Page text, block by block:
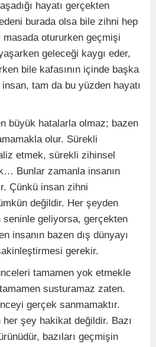
hayatı gerçekten
burada olsa bile zihni hep
otururken geçmişi
geleceği kaygı eder,
bile kafasının içinde başka
tam da bu yüzden hayatı
büyük hatalarla olmaz; bazen
olur. Sürekli
etmek, sürekli zihinsel
Bunlar zamanla insanın
Çünkü insan zihni
değildir. Her şeyden
geliyorsa, gerçekten
insanın bazen dış dünyayı
gerekir.
tamamen yok etmekle
susturamaz zaten.
gerçek sanmamaktır.
şey hakikat değildir. Bazı
bazıları geçmişin